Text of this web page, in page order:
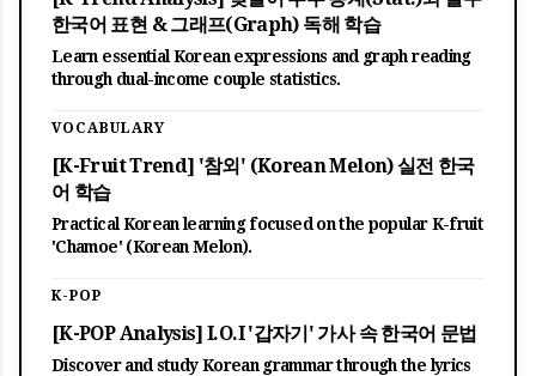
한국어 표현 & 그래프(Graph) 독해 학습
Learn essential Korean expressions and graph reading
through dual-income couple statistics.
VOCABULARY
[K-Fruit Trend] '참외' (Korean Melon) 실전 한국
어 학습
Practical Korean learning focused on the popular K-fruit
'Chamoe' (Korean Melon).
K-POP
[K-POP Analysis] I.O.I '갑자기' 가사 속 한국어 문법
Discover and study Korean grammar through the lyrics